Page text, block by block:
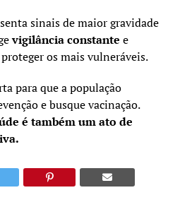
sinais de maior gravidade
vigilância constante e
os mais vulneráveis.
para que a população
e busque vacinação.
é também um ato de